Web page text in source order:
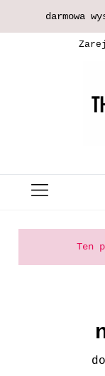
darmowa
Ten